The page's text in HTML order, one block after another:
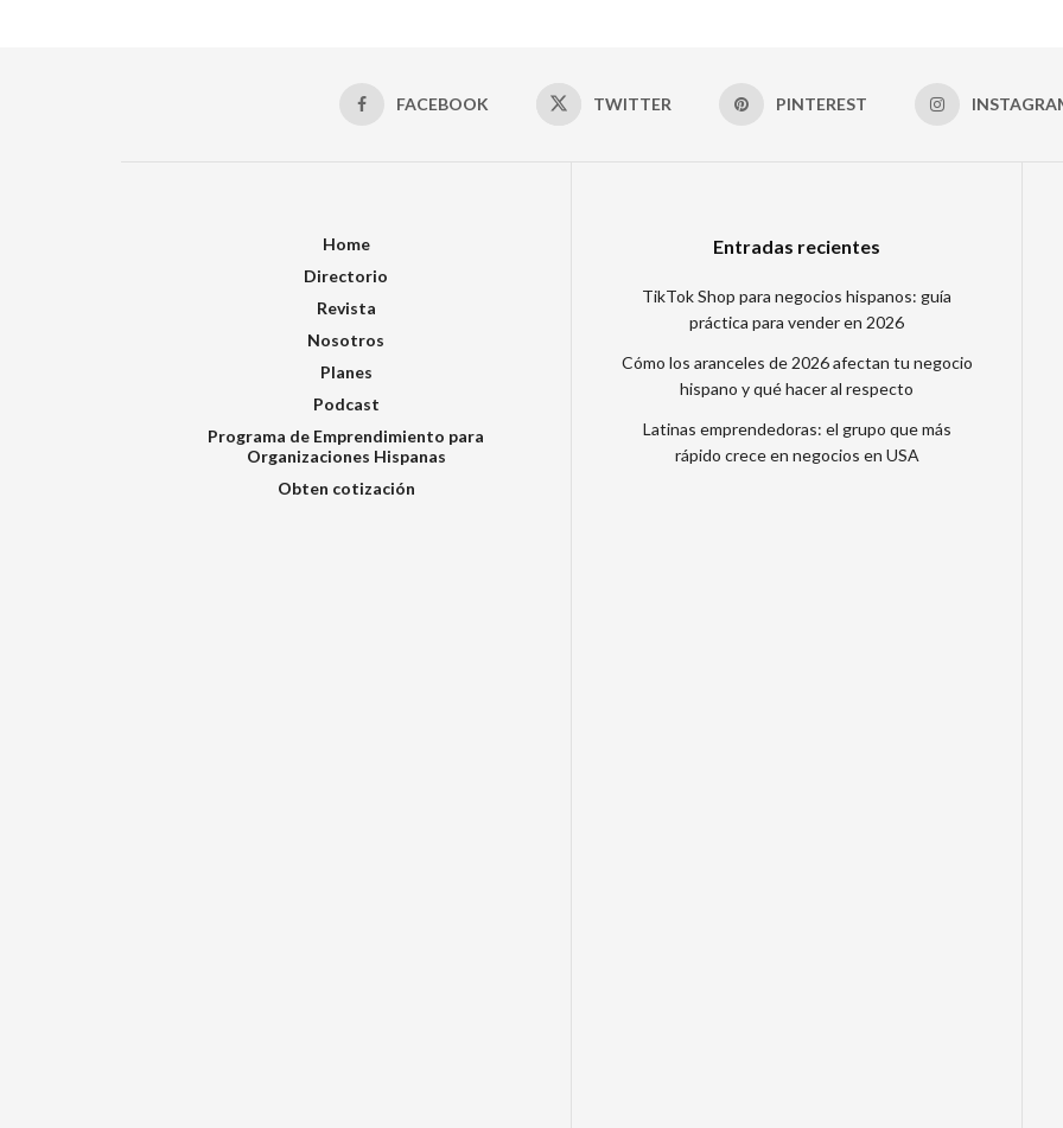
FACEBOOK TWITTER PINTEREST
Home
Directorio
Revista
Nosotros
Planes
Podcast
Programa de Emprendimiento para
Organizaciones Hispanas
Obten cotización
Entradas recientes
TikTok Shop para negocios hispanos: guía
práctica para vender en 2026
Cómo los aranceles de 2026 afectan tu negocio
hispano y qué hacer al respecto
Latinas emprendedoras: el grupo que más
rápido crece en negocios en USA